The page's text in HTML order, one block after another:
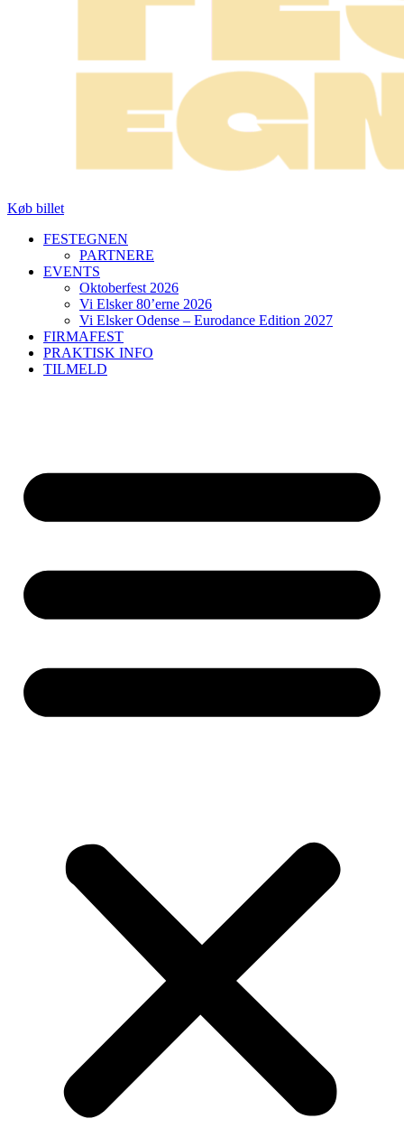
Køb billet
FESTEGNEN
PARTNERE
EVENTS
Oktoberfest 2026
Vi Elsker 80’erne 2026
Vi Elsker Odense – Eurodance Edition 2027
FIRMAFEST
PRAKTISK INFO
TILMELD